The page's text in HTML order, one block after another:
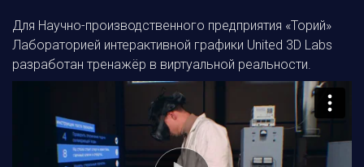
Для Научно-производственного предприятия «Торий»
Лабораторией интерактивной графики United 3D Labs
разработан тренажёр в виртуальной реальности.